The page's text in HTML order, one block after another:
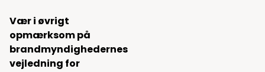
Vær i øvrigt
opmærksom på
brandmyndighedernes
vejledning for